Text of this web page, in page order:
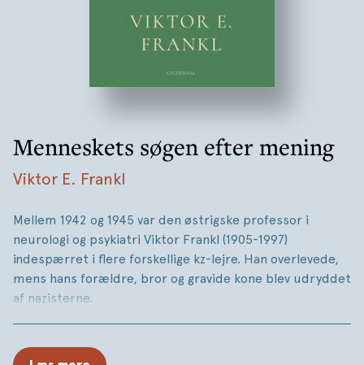
Menneskets søgen efter mening
Viktor E. Frankl
Mellem 1942 og 1945 var den østrigske professor i
neurologi og psykiatri Viktor Frankl (1905-1997)
indespærret i flere forskellige kz-lejre. Han overlevede,
mens hans forældre, bror og gravide kone blev udryddet
af nazisterne.
lejrene udviklede Frankl sin berømte logoterapi, hvis